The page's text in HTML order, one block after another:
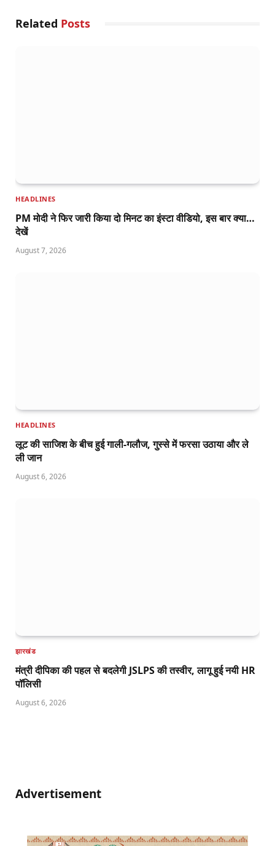
Related Posts
HEADLINES
PM मोदी ने फिर जारी किया दो मिनट का इंस्टा वीडियो, इस बार क्या…
देखें
August 7, 2026
HEADLINES
लूट की साजिश के बीच हुई गाली-गलौज, गुस्से में फरसा उठाया और ले
ली जान
August 6, 2026
झारखंड
मंत्री दीपिका की पहल से बदलेगी JSLPS की तस्वीर, लागू हुई नयी HR
पॉलिसी
August 6, 2026
Advertisement